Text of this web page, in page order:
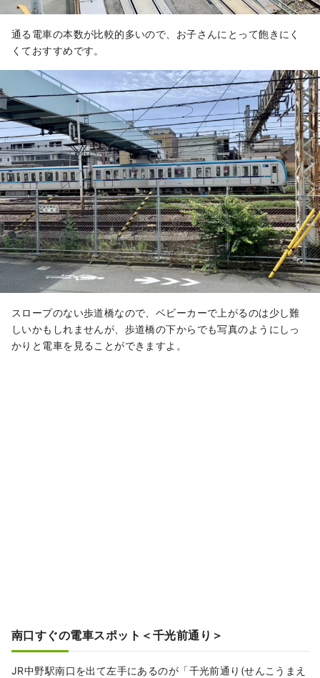
通る電車の本数が比較的多いので、お子さんにとって飽きにく
くておすすめです。
スロープのない歩道橋なので、ベビーカーで上がるのは少し難
しいかもしれませんが、歩道橋の下からでも写真のようにしっ
かりと電車を見ることができますよ。
南口すぐの電車スポット＜千光前通り＞
JR中野駅南口を出て左手にあるのが「千光前通り(せんこうまえ